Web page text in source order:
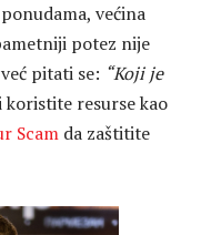
većina
potez nije
pitati se: “Koji je
resurse kao
Scam da zaštitite